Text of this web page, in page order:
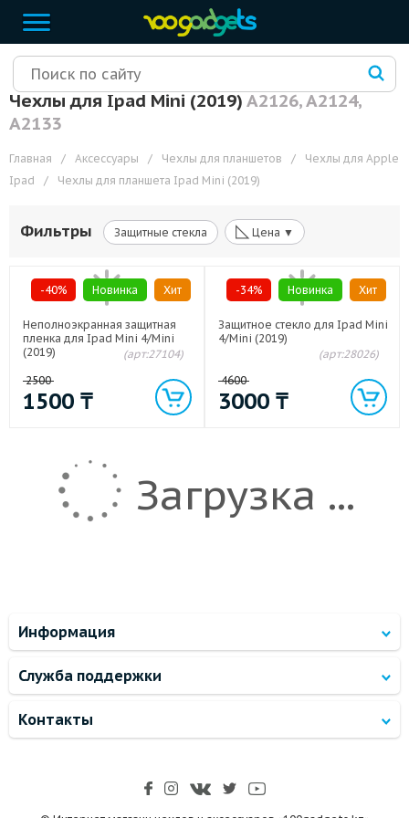
Чехлы для Ipad Mini (2019)A2126, A2124,
A2133
Главная / Аксессуары / Чехлы для планшетов /
Чехлы для Apple
Ipad
/ Чехлы для планшета Ipad Mini (2019)
Фильтры Защитные стекла ◺ Цена ▼
-40% Новинка Хит
Неполноэкранная защитная
пленка для Ipad Mini 4/Mini
(2019)
(арт:27104)
2500
1500 ₸
-34% Новинка Хит
Защитное стекло для Ipad Mini
4/Mini (2019)
(арт:28026)
4600
3000 ₸
Загрузка ...
Информация
Служба поддержки
Контакты